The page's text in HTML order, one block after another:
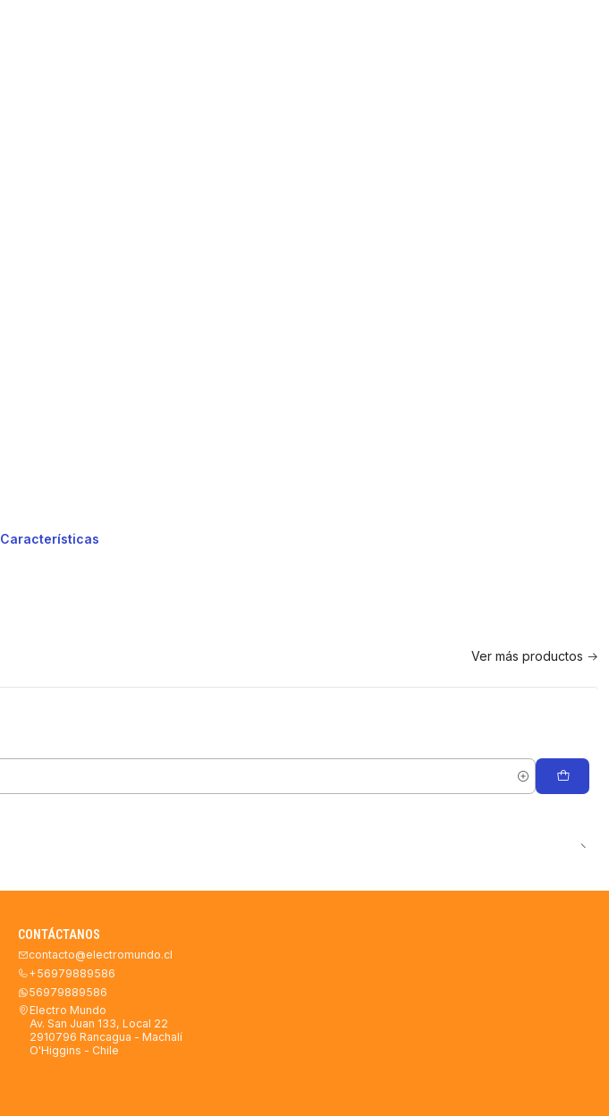
Características
Ver más productos
CONTÁCTANOS
contacto@electromundo.cl
+56979889586
56979889586
Electro Mundo
Av. San Juan 133, Local 22
2910796 Rancagua - Machalí
O'Higgins - Chile